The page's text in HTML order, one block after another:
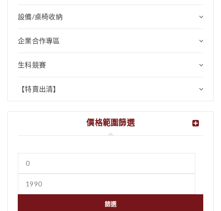
設備/桌椅收納
企業合作專區
生科競賽
【特賣出清】
價格範圍篩選
篩選